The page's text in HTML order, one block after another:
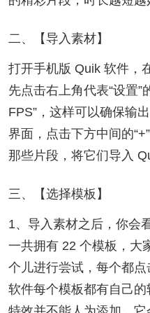
二、【导入素材】
打开手机版 Quik 软件，
先点击右上角代表“设置”
FPS”，这样可以确保输
界面，点击下方中间的
那些片段，将它们导入
三、【选择模板】
1、导入素材之后，你会
一共拥有 22 个模板，大
个儿进行尝试，每个都
软件每个模板都有自己